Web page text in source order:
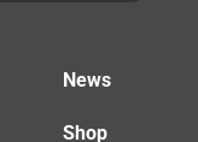
News
Shop